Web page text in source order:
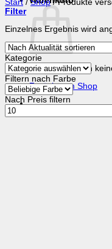
Es befinden sich
Zurück zum Shop
Start / Shop /Produkte
Filter
Einzelnes Ergebnis wird
Kategorie
Filtern nach Farbe
Nach Preis filtern
Min.
Preis